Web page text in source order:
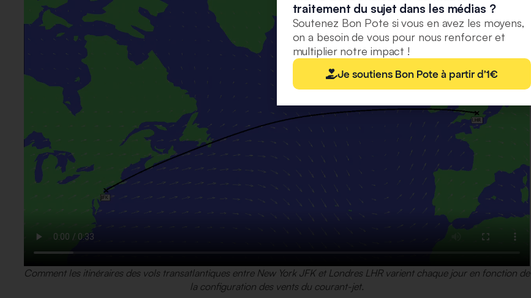
Comment les itinéraires des vols transatlantiques entre New York JFK et Londres LHR varient chaque jour en fonction de
la configuration des vents du courant-jet.
traitement du sujet dans les médias ?
Soutenez Bon Pote si vous en avez les moyens,
on a besoin de vous pour nous renforcer et
multiplier notre impact !
Je soutiens Bon Pote à partir d'1€